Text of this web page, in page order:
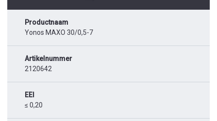
Productnaam
Yonos MAXO 30/0,5-7
Artikelnummer
2120642
EEI
≤ 0,20